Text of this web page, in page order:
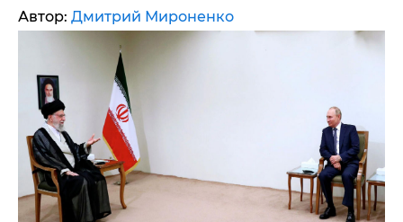
Автор: Дмитрий Мироненко